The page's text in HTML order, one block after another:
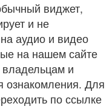
виджет,
и не
аудио и видео
на нашем сайте
и
ознакомления. Для
по ссылке